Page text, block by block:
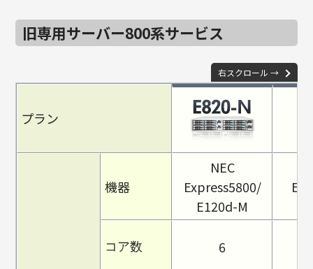
旧専用サーバー800系サービス
右スクロール →
プラン
機器
NEC
Express5800/
E120d-M
コア数 6